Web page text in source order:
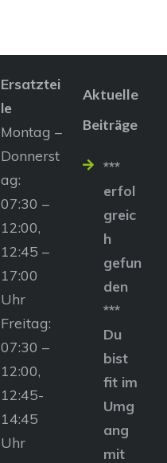
Ersatztei
le
Montag –
Donnerst
ag:
07:30 –
12:00,
12:45 –
17:00
Uhr
Freitag:
07:30 –
12:00,
12:45-
14:45
Uhr
Aktuelle
Beiträge
***
erfol
greic
h
gefun
den
***
Du
bist
fit im
Umg
ang
mit